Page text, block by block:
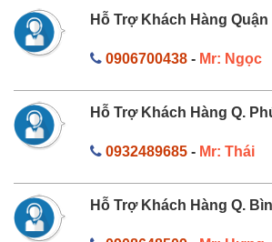
Hỗ Trợ Khách Hàng Quận
0906700438- Mr: Ngọc
Hỗ Trợ Khách Hàng Q.
0932489685- Mr: Thái
Hỗ Trợ Khách Hàng Q.